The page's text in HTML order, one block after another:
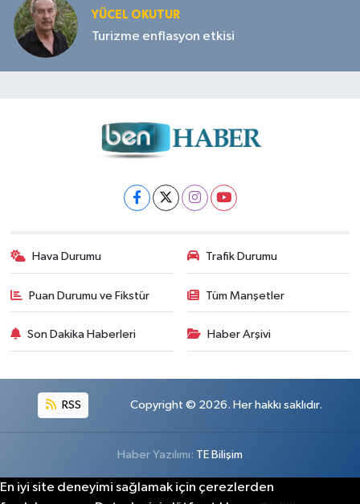
YÜCEL OKUTUR
Turizme enflasyon etkisi
Hava Durumu Trafik Durumu
Puan Durumu ve Fikstür Tüm Manşetler
Son Dakika Haberleri Haber Arşivi
RSS Copyright © 2026. Her hakkı saklıdır.
Haber Yazılımı: TE Bilişim
En iyi site deneyimi sağlamak için çerezlerden